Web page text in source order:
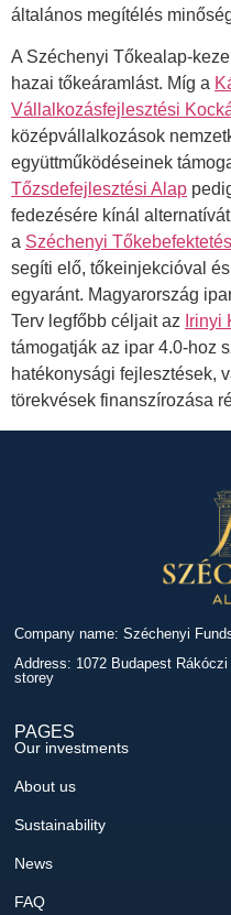
általános megítélés
A Széchenyi Tőkealap-
hazai tőkeáramlást. Míg a
Vállalkozásfejlesztési
középvállalkozások
együttműködéseinek
Tőzsdefejlesztési Alap
fedezésére kínál
a Széchenyi
segíti elő, tőkeinjekcióval
egyaránt. Magyarország
Terv legfőbb céljait az Irinyi
támogatják az ipar 4.0-hoz
hatékonysági fejlesztések,
törekvések finanszírozása
Company name: Széchenyi
Address: 1072 Budapest
storey
PAGES
Our investments
About us
Sustainability
News
FAQ